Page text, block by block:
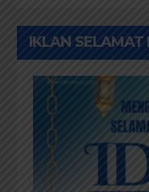
IKLAN SELAMAT